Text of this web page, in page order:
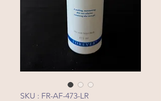
SKU : FR-AF-473-LR